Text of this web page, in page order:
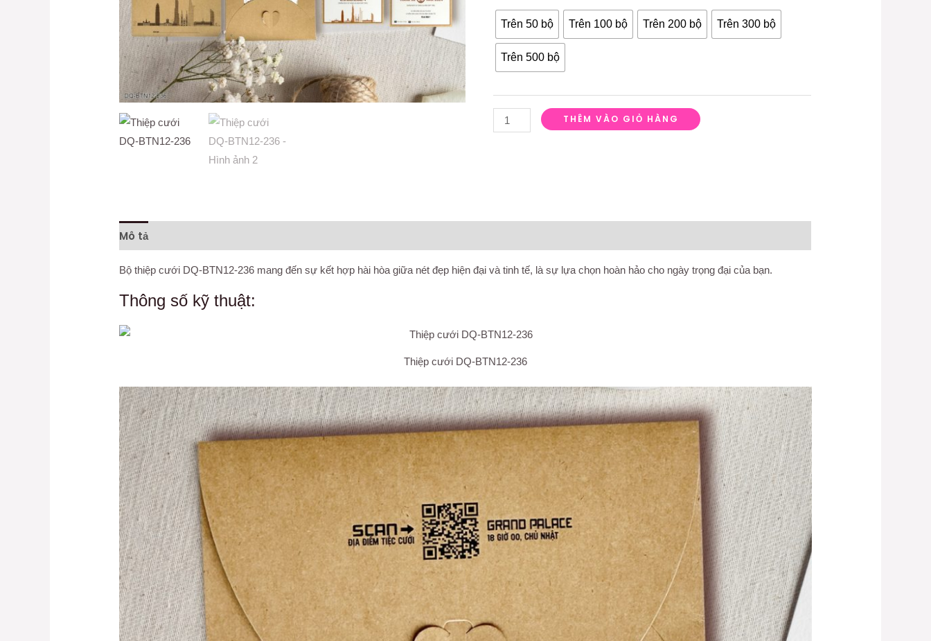
Trên 50 bộ Trên 100 bộ Trên 200 bộ Trên 300 bộ
Trên 500 bộ
THÊM VÀO GIỎ HÀNG
Mô tả
Bộ thiệp cưới DQ-BTN12-236 mang đến sự kết hợp hài hòa giữa nét đẹp hiện đại và tinh tế, là sự lựa chọn hoàn hảo cho ngày trọng đại của bạn.
Thông số kỹ thuật:
Thiệp cưới DQ-BTN12-236